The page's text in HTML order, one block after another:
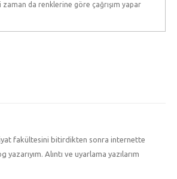
da renklerine göre çağrışım yapar
fakültesini bitirdikten sonra internette
Alıntı ve uyarlama yazılarım